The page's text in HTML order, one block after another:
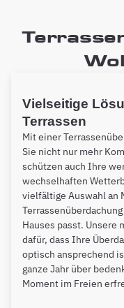
Vielseitige
Terrassen
Mit einer
Sie nicht nur mehr
schützen auch Ihre
wechselhaften
vielfältige Auswahl an
Hauses passt. Unsere
dafür, dass Ihre
optisch ansprechend
ganze Jahr über
Moment im Freien